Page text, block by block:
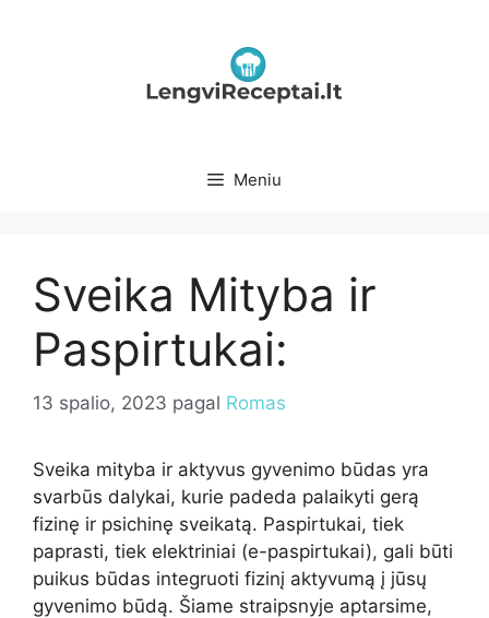
Meniu
Sveika Mityba ir
Paspirtukai:
13 spalio, 2023 pagal Romas
Sveika mityba ir aktyvus gyvenimo būdas yra
svarbūs dalykai, kurie padeda palaikyti gerą
fizinę ir psichinę sveikatą. Paspirtukai, tiek
paprasti, tiek elektriniai (e-paspirtukai), gali būti
puikus būdas integruoti fizinį aktyvumą į jūsų
gyvenimo būdą. Šiame straipsnyje aptarsime,